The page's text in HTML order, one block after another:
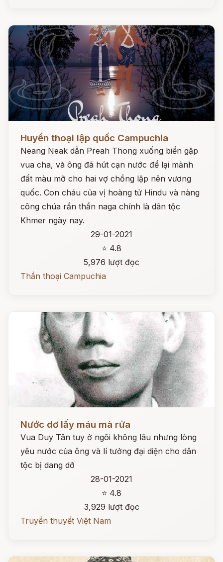
Đọc ngay
Huyền thoại lập quốc Campuchia
Neang Neak dẫn Preah Thong xuống biển gặp
vua cha, và ông đã hút cạn nước để lại mảnh
đất màu mỡ cho hai vợ chồng lập nên vương
quốc. Con cháu của vị hoàng tử Hindu và nàng
công chúa rắn thần naga chính là dân tộc
Khmer ngày nay.
29-01-2021
⭐ 4.8
5,976 lượt đọc
Thần thoại Campuchia
Nước dơ lấy máu mà rửa
Vua Duy Tân tuy ở ngôi không lâu nhưng lòng
yêu nước của ông và lí tưởng đại diện cho dân
tộc bị dang dở
28-01-2021
⭐ 4.8
3,929 lượt đọc
Truyền thuyết Việt Nam